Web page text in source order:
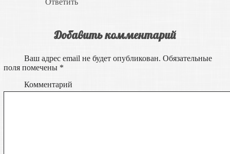
Ответить
Добавить комментарий
Ваш адрес email не будет опубликован. Обязательные
поля помечены *
Комментарий